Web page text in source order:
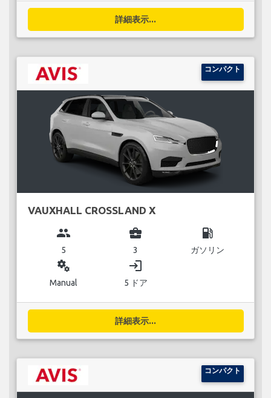
詳細表示...
コンパクト
VAUXHALL CROSSLAND X
group
5
business_center
3
local_gas_station
ガソリン
miscellaneous_services
Manual
login
5 ドア
詳細表示...
コンパクト